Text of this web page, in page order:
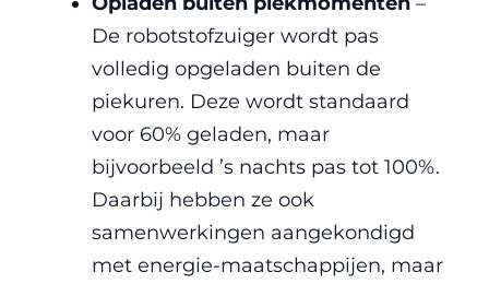
De robotstofzuiger wordt pas
volledig opgeladen buiten de
piekuren. Deze wordt standaard
voor 60% geladen, maar
bijvoorbeeld ’s nachts pas tot 100%.
Daarbij hebben ze ook
samenwerkingen aangekondigd
met energie-maatschappijen, maar